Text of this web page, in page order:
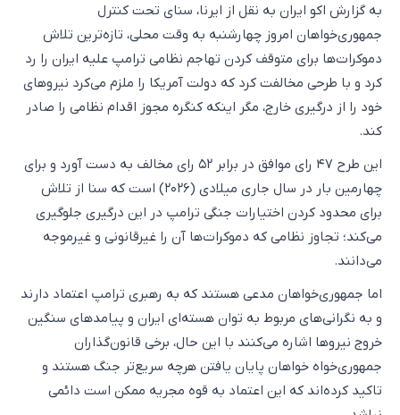
به گزارش اکو ایران به نقل از ایرنا، سنای تحت کنترل
جمهوری‌خواهان امروز چهارشنبه به وقت محلی، تازه‌ترین تلاش
دموکرات‌ها برای متوقف کردن تهاجم نظامی ترامپ علیه ایران را رد
کرد و با طرحی مخالفت کرد که دولت آمریکا را ملزم می‌کرد نیروهای
خود را از درگیری خارج، مگر اینکه کنگره مجوز اقدام نظامی را صادر
کند.
این طرح ۴۷ رای موافق در برابر ۵۲ رای مخالف به دست آورد و برای
چهارمین بار در سال جاری میلادی (۲۰۲۶) است که سنا از تلاش
برای محدود کردن اختیارات جنگی ترامپ در این درگیری جلوگیری
می‌کند؛ تجاوز نظامی که دموکرات‌ها آن را غیرقانونی و غیرموجه
می‌دانند.
اما جمهوری‌خواهان مدعی هستند که به رهبری ترامپ اعتماد دارند
و به نگرانی‌های مربوط به توان هسته‌ای ایران و پیامدهای سنگین
خروج نیروها اشاره می‌کنند با این حال، برخی قانون‌گذاران
جمهوری‌خواه خواهان پایان یافتن هرچه سریع‌تر جنگ هستند و
تاکید کرده‌اند که این اعتماد به قوه مجریه ممکن است دائمی